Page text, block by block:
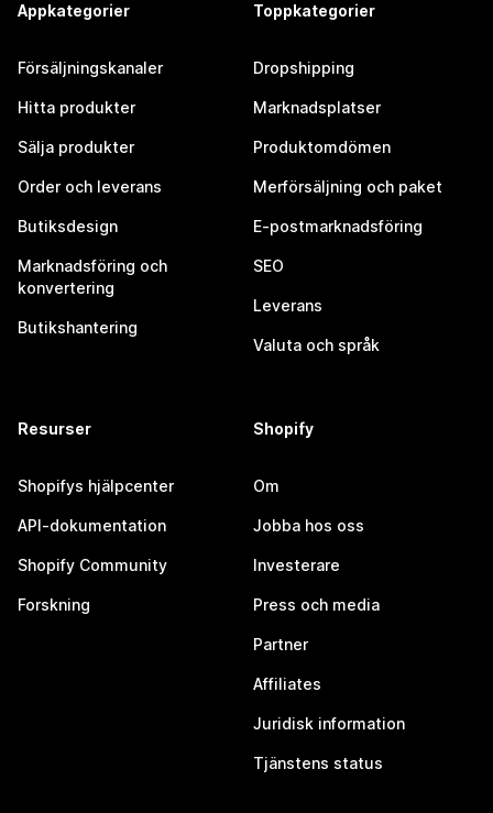
Appkategorier
Försäljningskanaler
Hitta produkter
Sälja produkter
Order och leverans
Butiksdesign
Marknadsföring och
konvertering
Butikshantering
Toppkategorier
Dropshipping
Marknadsplatser
Produktomdömen
Merförsäljning och paket
E-postmarknadsföring
SEO
Leverans
Valuta och språk
Resurser
Shopifys hjälpcenter
API-dokumentation
Shopify Community
Forskning
Shopify
Om
Jobba hos oss
Investerare
Press och media
Partner
Affiliates
Juridisk information
Tjänstens status